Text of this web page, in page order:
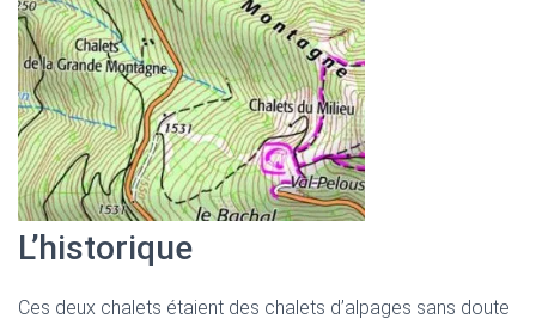
L’historique
Ces deux chalets étaient des chalets d’alpages sans doute